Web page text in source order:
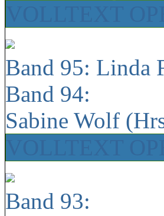
Band 95: Linda
Band 94:
Sabine Wolf
Band 93: